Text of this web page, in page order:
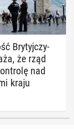
Bry­tyj­czy­
że rząd
nad
kraju